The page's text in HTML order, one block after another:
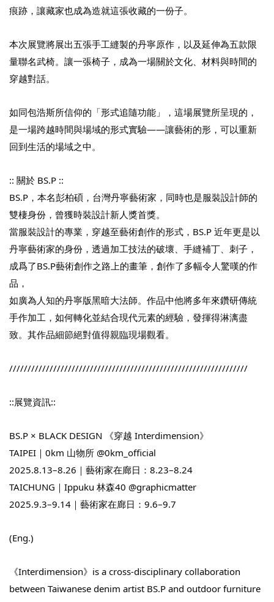
痕跡，讓藏家也成為造就這張收藏的一份子。
本次展覽將展出五張手工縫製的丹寧原作，以及延伸為五款限
量聯名武椅。 讓一張椅子，成為一場關於文化、材料與時間的
穿越對話。
如同包浩斯所信仰的「形式追隨功能」，這場展覽所呈現的，
是一場跨越時間與場域的形式實驗——讓藝術的形，可以重新
回到生活的場域之中。
:: 關於 BS.P ::
BS.P，本名彭柏碩，台灣丹寧藝術家，同時也是服裝設計師的
雙棲身份，曾獲時裝設計新人獎首獎。
當服裝設計的專業，穿越至藝術創作的形式，BS.P 近年更是以
丹寧藝術家的身份，透過加工技法的破壞、手縫補丁、刺子，
成爲了BS.P藝術創作之路上的畫筆，創作了多幅令人驚嘆的作
品，
如廣為人知的丹寧版黑暗大法師。作品中他將多年來鑽研傳統
手作加工，如何轉化並結合現代元素的經驗，發揮得淋漓盡
致。其作品細節絕對值得親臨現場觀看。
/////////////////////////////////////////////////////////////////
::展覽資訊::
BS.P × BLACK DESIGN 《穿越 Interdimension》
TAIPEI｜0km 山物所 @0km_official
2025.8.13–8.26｜藝術家在廊日：8.23–8.24
TAICHUNG｜Ippuku 林森40 @graphicmatter
2025.9.3–9.14｜藝術家在廊日：9.6–9.7
(Eng.)
《Interdimension》is a cross-disciplinary collaboration
between Taiwanese denim artist BS.P and outdoor furniture